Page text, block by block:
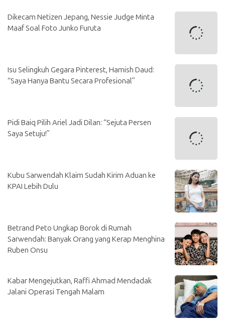
Dikecam Netizen Jepang, Nessie Judge Minta
Maaf Soal Foto Junko Furuta
Isu Selingkuh Gegara Pinterest, Hamish Daud:
“Saya Hanya Bantu Secara Profesional”
Pidi Baiq Pilih Ariel Jadi Dilan: “Sejuta Persen
Saya Setuju!”
Kubu Sarwendah Klaim Sudah Kirim Aduan ke
KPAI Lebih Dulu
Betrand Peto Ungkap Borok di Rumah
Sarwendah: Banyak Orang yang Kerap Menghina
Ruben Onsu
Kabar Mengejutkan, Raffi Ahmad Mendadak
Jalani Operasi Tengah Malam